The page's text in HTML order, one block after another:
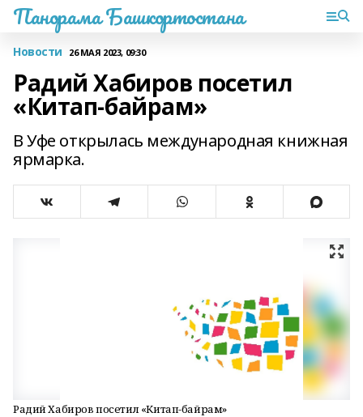
Панорама Башкортостана
Новости 26 МАЯ 2023, 09:30
Радий Хабиров посетил
«Китап-байрам»
В Уфе открылась международная книжная
ярмарка.
Радий Хабиров посетил «Китап-байрам»